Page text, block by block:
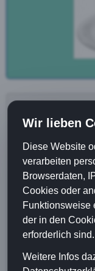
89073
Öffnungszeiten
Montag
Dienstag
Mittwoch
Donnerstag
Freitag
Wir lieben
Diese Website
verarbeiten
Browserdaten,
Cookies oder
Funktionsweise
der in den
erforderlich sind.
Weitere Infos